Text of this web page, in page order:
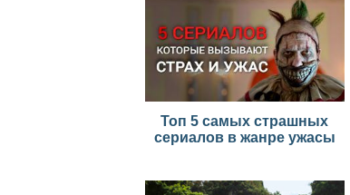
Топ 5 самых страшных
сериалов в жанре ужасы